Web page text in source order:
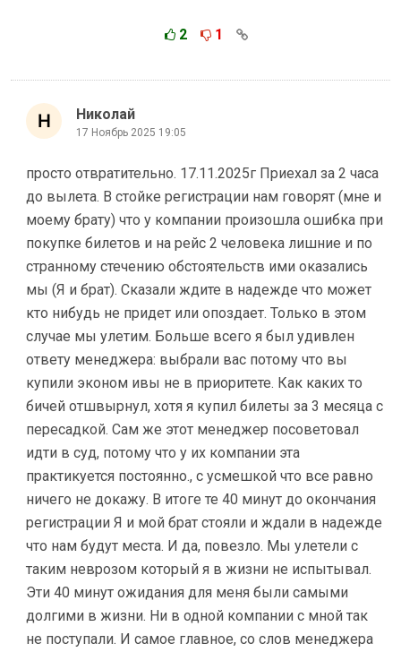
2 1
Николай
17 Ноябрь 2025 19:05
просто отвратительно. 17.11.2025г Приехал за 2 часа
до вылета. В стойке регистрации нам говорят (мне и
моему брату) что у компании произошла ошибка при
покупке билетов и на рейс 2 человека лишние и по
странному стечению обстоятельств ими оказались
мы (Я и брат). Сказали ждите в надежде что может
кто нибудь не придет или опоздает. Только в этом
случае мы улетим. Больше всего я был удивлен
ответу менеджера: выбрали вас потому что вы
купили эконом ивы не в приоритете. Как каких то
бичей отшвырнул, хотя я купил билеты за 3 месяца с
пересадкой. Сам же этот менеджер посоветовал
идти в суд, потому что у их компании эта
практикуется постоянно., с усмешкой что все равно
ничего не докажу. В итоге те 40 минут до окончания
регистрации Я и мой брат стояли и ждали в надежде
что нам будут места. И да, повезло. Мы улетели с
таким неврозом который я в жизни не испытывал.
Эти 40 минут ожидания для меня были самыми
долгими в жизни. Ни в одной компании с мной так
не поступали. И самое главное, со слов менеджера